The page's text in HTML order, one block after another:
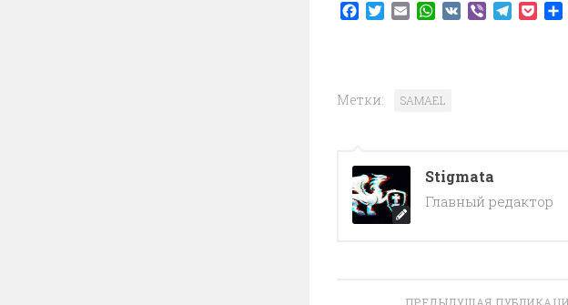
Facebook
TwitterEmailWhatsApp
VK ViberTelegram
Метки: SAMAEL
Stigmata
Главный редактор